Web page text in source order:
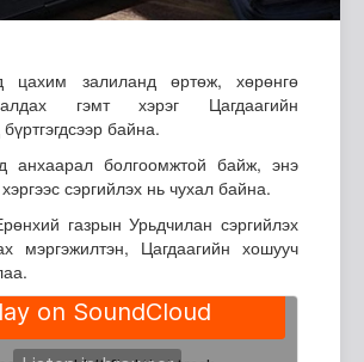
цахим залиланд өртөж, хөрөнгө
гэмт хэрэг Цагдаагийн
байна.
анхаарал болгоомжтой байж, энэ
сэргийлэх нь чухал байна.
газрын Урьдчилан сэргийлэх
мэргэжилтэн, Цагдаагийн хошууч